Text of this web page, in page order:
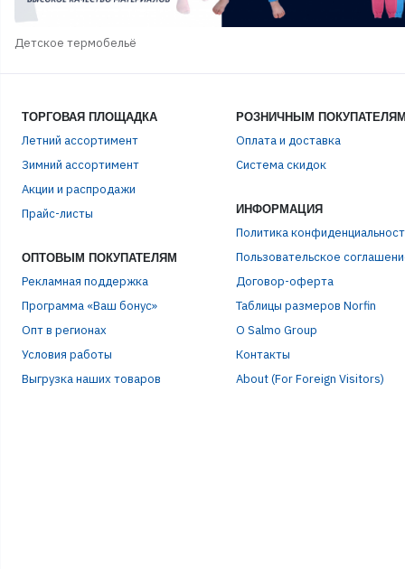
Детское термобельё
ТОРГОВАЯ ПЛОЩАДКА
Летний ассортимент
Зимний ассортимент
Акции и распродажи
Прайс-листы
ОПТОВЫМ ПОКУПАТЕЛЯМ
Рекламная поддержка
Программа «Ваш бонус»
Опт в регионах
Условия работы
Выгрузка наших товаров
РОЗНИЧНЫМ
Оплата и доставка
Система скидок
ИНФОРМАЦИЯ
Политика
Пользовательское
Договор-оферта
Таблицы размеров Norfin
О Salmo Group
Контакты
About (For Foreign Visitors)